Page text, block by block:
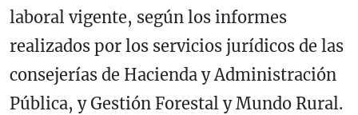
laboral vigente, según los informes
realizados por los servicios jurídicos de las
consejerías de Hacienda y Administración
Pública, y Gestión Forestal y Mundo Rural.